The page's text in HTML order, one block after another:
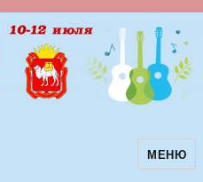
авторскойМЕНЮ